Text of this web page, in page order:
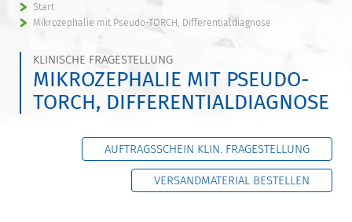
Start
Mikrozephalie mit Pseudo-TORCH, Differentialdiagnose
KLINISCHE FRAGESTELLUNG
MIKROZEPHALIE MIT PSEUDO-
TORCH, DIFFERENTIALDIAGNOSE
AUFTRAGSSCHEIN KLIN. FRAGESTELLUNG
VERSANDMATERIAL BESTELLEN